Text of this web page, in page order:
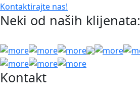
Kontaktirajte nas!
Neki od naših klijenata:
Kontakt